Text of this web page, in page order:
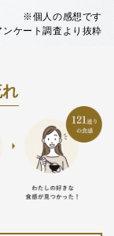
※個人の感想です
ケート調査より抜粋
れ